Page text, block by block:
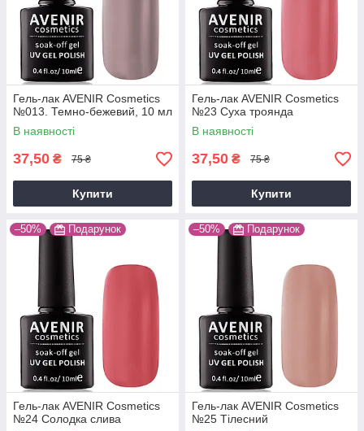
Гель-лак AVENIR Cosmetics
№013. Темно-бежевий, 10 мл
В наявності
37,50 ₴ 75 ₴
Купити
Гель-лак AVENIR Cosmetics
№23 Суха троянда
В наявності
37,50 ₴ 75 ₴
Купити
–50% Подарунок
Гель-лак AVENIR Cosmetics
№24 Солодка слива
–50% Подарунок
Гель-лак AVENIR Cosmetics
№25 Тілесний